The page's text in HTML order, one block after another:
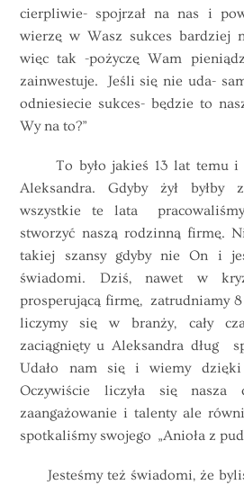
cierpliwie- spojrzał na nas i
wierzę w Wasz sukces bardziej
więc tak -pożyczę Wam
zainwestuje. Jeśli się nie uda-
odniesiecie sukces- będzie to
Wy na to?”
To było jakieś 13 lat temu i
Aleksandra. Gdyby żył byłby
wszystkie te lata
stworzyć naszą rodzinną firmę.
takiej szansy gdyby nie On i
świadomi. Dziś, nawet w
prosperującą firmę, zatrudniamy
liczymy się w branży, cały
zaciągnięty u Aleksandra dług
Udało nam się i wiemy
Oczywiście liczyła się nasza
zaangażowanie i talenty ale
spotkaliśmy swojego „Anioła z
Jesteśmy też świadomi, że